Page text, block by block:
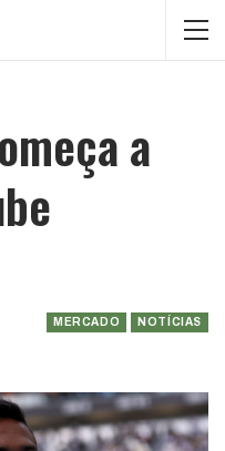
a
MERCADO NOTÍCIAS